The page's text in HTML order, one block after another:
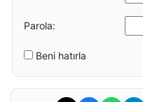
Parola:
Beni hatırla